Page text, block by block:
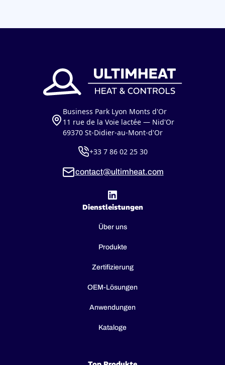
Business Park Lyon Monts d'Or
11 rue de la Voie lactée — Nid'Or
69370 St-Didier-au-Mont-d'Or
+33 7 86 02 25 30
contact@ultimheat.com
Dienstleistungen
Über uns
Produkte
Zertifizierung
OEM-Lösungen
Anwendungen
Kataloge